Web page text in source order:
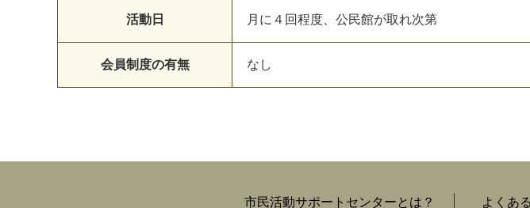
活動日 月に４回程度、公民館が取れ次第
会員制度の有無 なし
市民活動サポートセンターとは？ よくあ